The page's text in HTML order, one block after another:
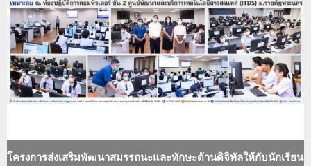
โครงการส่งเสริมพัฒนาสมรรถนะและทักษะด้านดิจิทัลให้กับนักเรียน